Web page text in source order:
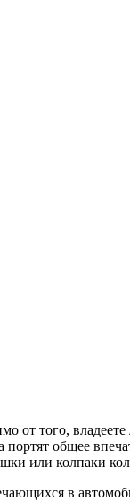
от того,
общее
или колпаки
в